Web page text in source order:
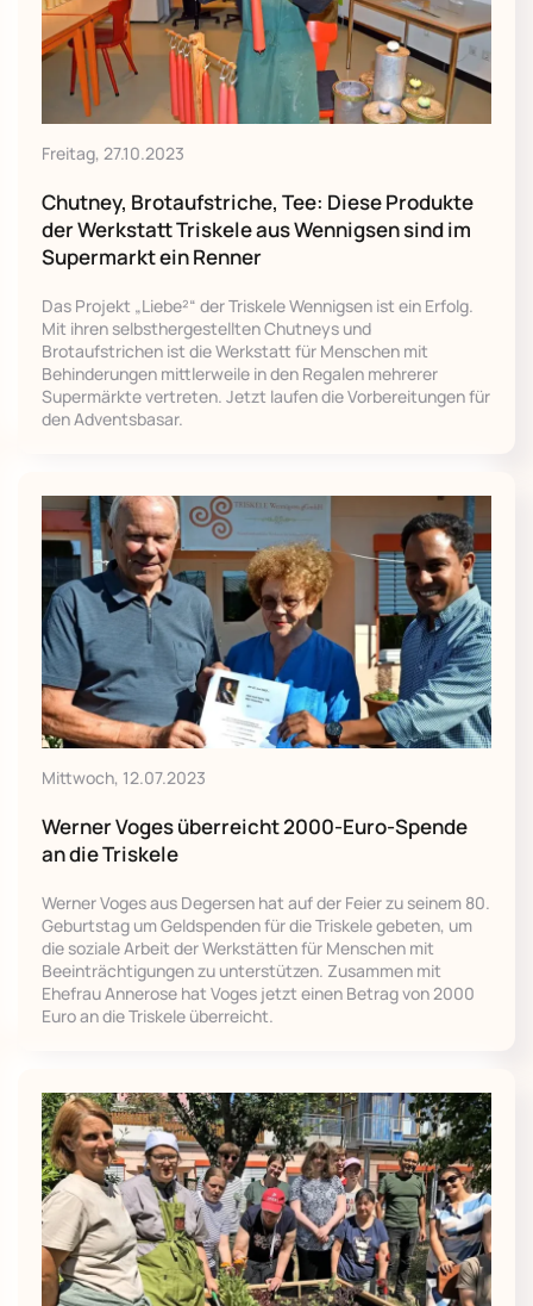
Freitag, 27.10.2023
Chutney, Brotaufstriche, Tee: Diese Produkte
der Werkstatt Triskele aus Wennigsen sind im
Supermarkt ein Renner
Das Projekt „Liebe²“ der Triskele Wennigsen ist ein Erfolg.
Mit ihren selbsthergestellten Chutneys und
Brotaufstrichen ist die Werkstatt für Menschen mit
Behinderungen mittlerweile in den Regalen mehrerer
Supermärkte vertreten. Jetzt laufen die Vorbereitungen für
den Adventsbasar.
Mittwoch, 12.07.2023
Werner Voges überreicht 2000-Euro-Spende
an die Triskele
Werner Voges aus Degersen hat auf der Feier zu seinem 80.
Geburtstag um Geldspenden für die Triskele gebeten, um
die soziale Arbeit der Werkstätten für Menschen mit
Beeinträchtigungen zu unterstützen. Zusammen mit
Ehefrau Annerose hat Voges jetzt einen Betrag von 2000
Euro an die Triskele überreicht.